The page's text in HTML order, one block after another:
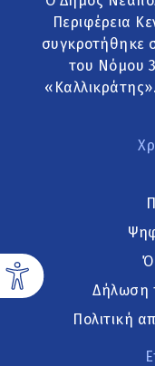
Περιφέρεια
συγκροτήθηκε
του Νόμου
Δήλωση
Πολιτική